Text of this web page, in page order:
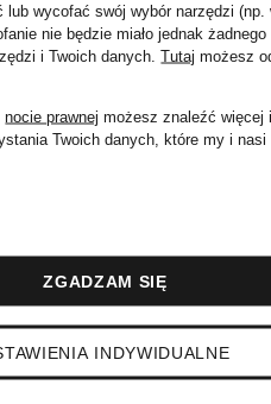
The
North
Tom
Ford
wycofać swój wybór narzędzi
nie będzie miało jednak żadnego
i Twoich danych.Tutaj możesz
nocie prawnej możesz znaleźć więcej
Twoich danych, które my i
INDYWIDUALNE
ZGADZAM SIĘ